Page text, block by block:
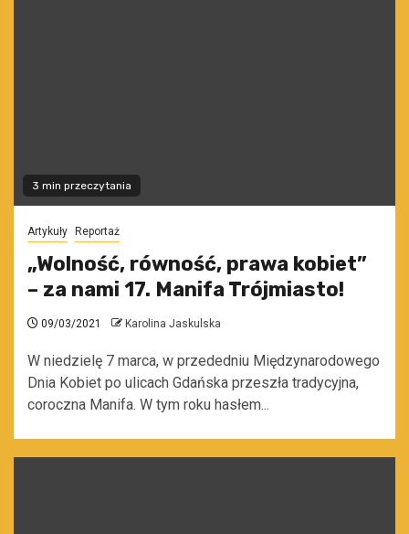
3 min przeczytania
Artykuły Reportaż
„Wolność, równość, prawa kobiet”
– za nami 17. Manifa Trójmiasto!
09/03/2021 Karolina Jaskulska
W niedzielę 7 marca, w przededniu Międzynarodowego
Dnia Kobiet po ulicach Gdańska przeszła tradycyjna,
coroczna Manifa. W tym roku hasłem...